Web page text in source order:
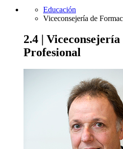
Educación
Viceconsejería de
2.4 |
Profesional